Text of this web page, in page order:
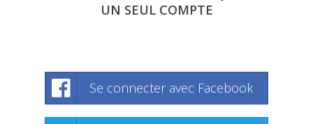
UN SEUL COMPTE
Se connecter avec Facebook